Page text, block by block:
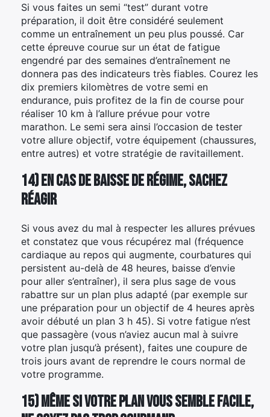
Si vous faites un semi “test” durant votre
préparation, il doit être considéré seulement
comme un entraînement un peu plus poussé. Car
cette épreuve courue sur un état de fatigue
engendré par des semaines d’entraînement ne
donnera pas des indicateurs très fiables. Courez les
dix premiers kilomètres de votre semi en
endurance, puis profitez de la fin de course pour
réaliser 10 km à l’allure prévue pour votre
marathon. Le semi sera ainsi l’occasion de tester
votre allure objectif, votre équipement (chaussures,
entre autres) et votre stratégie de ravitaillement.
14) En cas de baisse de régime, sachez
réagir
Si vous avez du mal à respecter les allures prévues
et constatez que vous récupérez mal (fréquence
cardiaque au repos qui augmente, courbatures qui
persistent au-delà de 48 heures, baisse d’envie
pour aller s’entraîner), il sera plus sage de vous
rabattre sur un plan plus adapté (par exemple sur
une préparation pour un objectif de 4 heures après
avoir débuté un plan 3 h 45). Si votre fatigue n’est
que passagère (vous n’aviez aucun mal à suivre
votre plan jusqu’à présent), faites une coupure de
trois jours avant de reprendre le cours normal de
votre programme.
15) Même si votre plan vous semble facile,